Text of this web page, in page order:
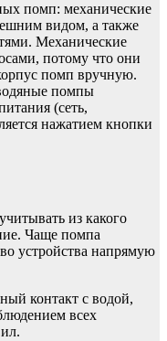
помп: механические
видом, а также
Механические
потому что они
помп вручную.
помпы
(сеть,
нажатием кнопки
из какого
Чаще помпа
устройства напрямую
контакт с водой,
всех